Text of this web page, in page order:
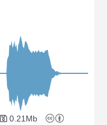
0.21Mb